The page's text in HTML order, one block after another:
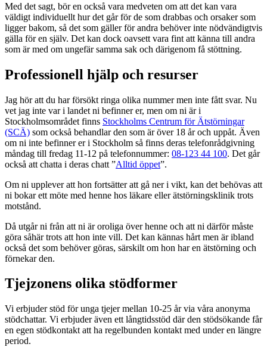
Med det sagt, bör en också vara medveten om att det kan vara
väldigt individuellt hur det går för de som drabbas och orsaker som
ligger bakom, så det som gäller för andra behöver inte nödvändigtvis
gälla för en själv. Det kan dock oavsett vara fint att känna till andra
som är med om ungefär samma sak och därigenom få stöttning.
Professionell hjälp och resurser
Jag hör att du har försökt ringa olika nummer men inte fått svar. Nu
vet jag inte var i landet ni befinner er, men om ni är i
Stockholmsområdet finns Stockholms Centrum för Ätstörningar
(SCÄ) som också behandlar den som är över 18 år och uppåt. Även
om ni inte befinner er i Stockholm så finns deras telefonrådgivning
måndag till fredag 11-12 på telefonnummer: 08-123 44 100. Det går
också att chatta i deras chatt ”Alltid öppet”.
Om ni upplever att hon fortsätter att gå ner i vikt, kan det behövas att
ni bokar ett möte med henne hos läkare eller ätstörningsklinik trots
motstånd.
Då utgår ni från att ni är oroliga över henne och att ni därför måste
göra såhär trots att hon inte vill. Det kan kännas hårt men är ibland
också det som behöver göras, särskilt om hon har en ätstörning och
förnekar den.
Tjejzonens olika stödformer
Vi erbjuder stöd för unga tjejer mellan 10-25 år via våra anonyma
stödchattar. Vi erbjuder även ett långtidsstöd där den stödsökande får
en egen stödkontakt att ha regelbunden kontakt med under en längre
period.